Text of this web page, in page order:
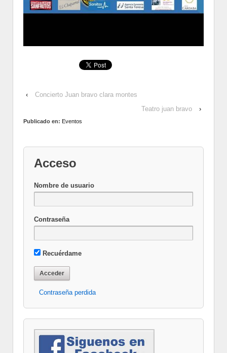
‹
Concierto Juan bravo clara montes
Teatro juan bravo
›
Publicado en: Eventos
Acceso
Nombre de usuario
Contraseña
Recuérdame
Contraseña perdida